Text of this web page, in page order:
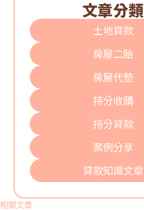
文章分類
土地貸款
房屋二胎
房屋代墊
持分收購
持分貸款
案例分享
貸款知識文章
相關文章